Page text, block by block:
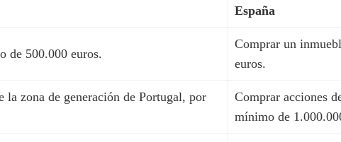
España
de 500.000 euros.
Comprar un
euros.
zona de generación de Portugal, por
Comprar acciones
mínimo de